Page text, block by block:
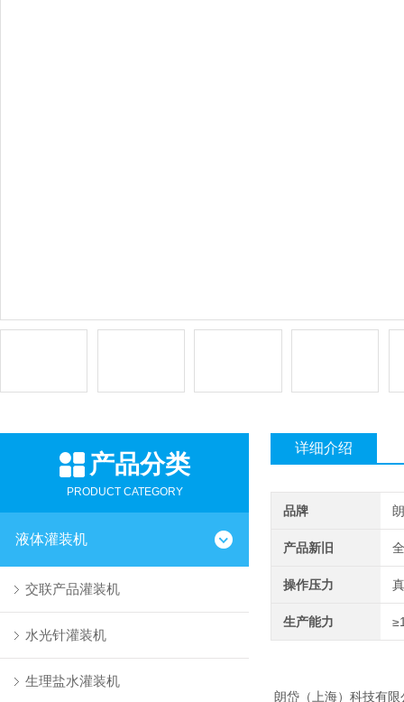
产品分类
PRODUCT CATEGORY
液体灌装机
交联产品灌装机
水光针灌装机
生理盐水灌装机
详细介绍
品牌
产品新旧
操作压力
生产能力
朗岱（上海）科技有